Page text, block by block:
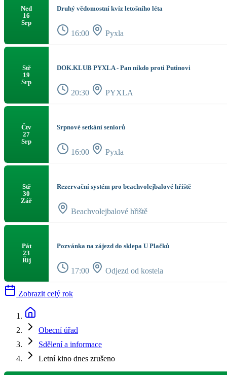
Ned
16
Srp
Druhý vědomostní kvíz letošního léta
16:00 Pyxla
Stř
19
Srp
DOK.KLUB PYXLA - Pan nikdo proti Putinovi
20:30 PYXLA
Čtv
27
Srp
Srpnové setkání seniorů
16:00 Pyxla
Stř
30
Zář
Rezervační systém pro beachvolejbalové hřiště
Beachvolejbalové hřiště
Pát
23
Říj
Pozvánka na zájezd do sklepa U Plačků
17:00 Odjezd od kostela
Zobrazit celý rok
Obecní úřad
Sdělení a informace
Letní kino dnes zrušeno